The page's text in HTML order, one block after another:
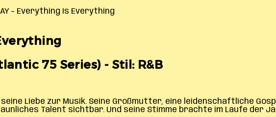
– Everything Is Everything
75 Series) - Stil: R&B
Liebe zur Musik. Seine Großmutter, eine leidenschaftliche
Talent sichtbar. Und seine Stimme brachte im Laufe der